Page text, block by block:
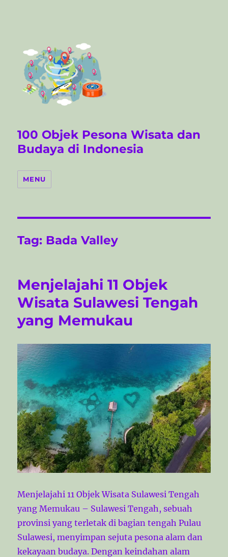
100 Objek Pesona Wisata dan
Budaya di Indonesia
MENU
Tag: Bada Valley
Menjelajahi 11 Objek
Wisata Sulawesi Tengah
yang Memukau
Menjelajahi 11 Objek Wisata Sulawesi Tengah
yang Memukau – Sulawesi Tengah, sebuah
provinsi yang terletak di bagian tengah Pulau
Sulawesi, menyimpan sejuta pesona alam dan
kekayaan budaya. Dengan keindahan alam